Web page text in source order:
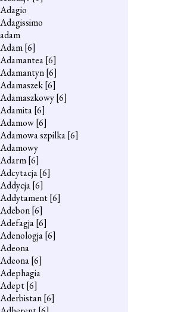
Adagio
Adagissimo
adam
Adam[6]
Adamantea[6]
Adamantyn[6]
Adamaszek[6]
Adamaszkowy[6]
Adamita[6]
Adamow[6]
Adamowa szpilka[6]
Adamowy
Adarm[6]
Adcytacja[6]
Addycja[6]
Addytament[6]
Adebon[6]
Adefagja[6]
Adenologja[6]
Adeona
Adeona[6]
Adephagia
Adept[6]
Aderbistan[6]